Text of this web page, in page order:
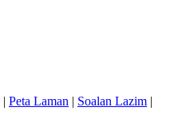
| Peta Laman | Soalan Lazim |